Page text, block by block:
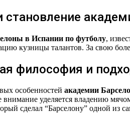
становление
в Испании по футболу,
кузницы талантов. За свою
философия и
особенностей академии
внимание уделяется владению
сделал “Барселону” одной из